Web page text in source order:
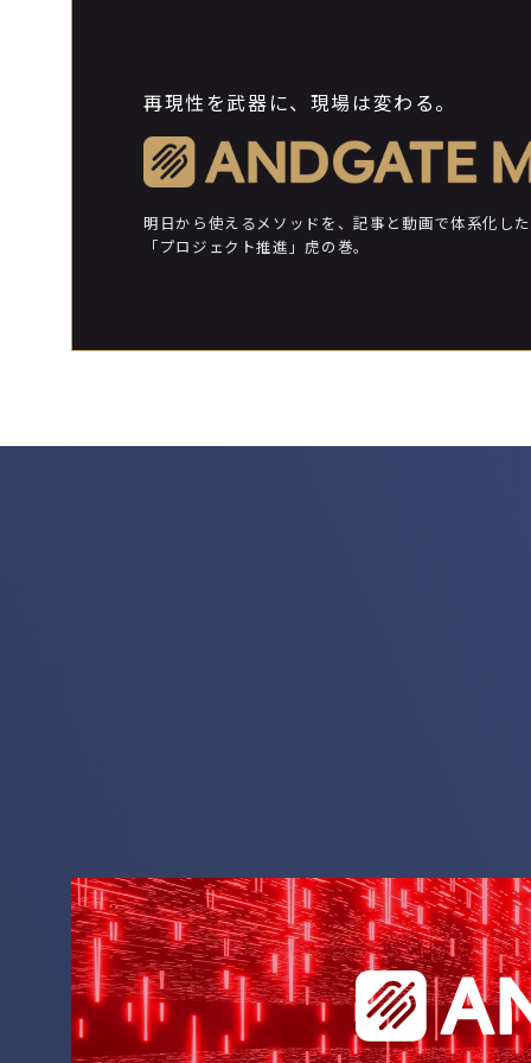
再現性を武器に、現場は変わる。
明日から使えるメソッドを、記事と動画で体系化し
「プロジェクト推進」虎の巻。